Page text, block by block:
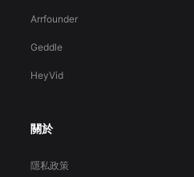
Arrfounder
Geddle
HeyVid
關於
隱私政策